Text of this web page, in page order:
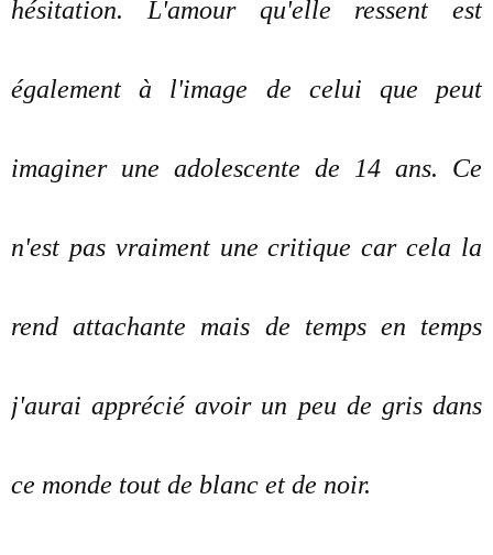
hésitation. L'amour qu'elle ressent est
également à l'image de celui que peut
imaginer une adolescente de 14 ans. Ce
n'est pas vraiment une critique car cela la
rend attachante mais de temps en temps
j'aurai apprécié avoir un peu de gris dans
ce monde tout de blanc et de noir.